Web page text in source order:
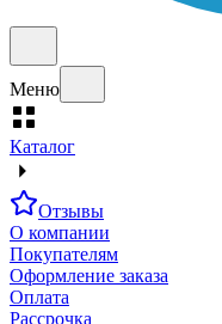
Меню
Каталог
Отзывы
О компании
Покупателям
Оформление заказа
Оплата
Рассрочка